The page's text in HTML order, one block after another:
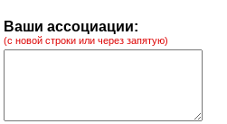
Ваши ассоциации:
(с новой строки или через запятую)